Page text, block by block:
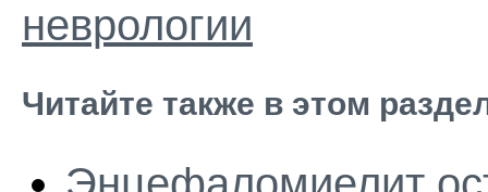
неврологии
Читайте также в этом